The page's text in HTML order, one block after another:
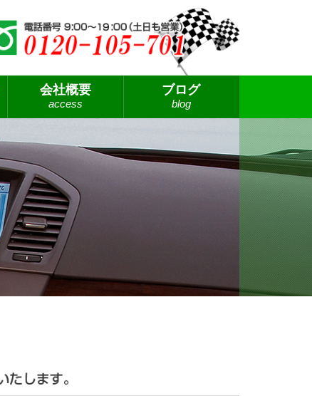
会社概要
access
ブログ
blog